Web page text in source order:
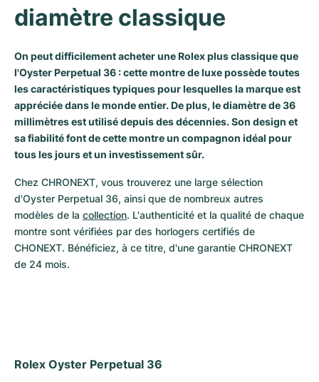
Milgauss
Oyster Perpetual
Yacht-Master
Yacht-Master II
Sea-Dweller
Sky-Dweller
Submariner
Montres pour femmes
Ronde
Rotonde
Crash
Pasha
Tortue
Baignoire
Ballon Blanc
Roadster
Professional
Bentley
Transocean
Cockpit
Chronospace
Super Avenger
Galactic
Montbrillant
Formula 1
Grand Carrera
Montres d'occasion
Montres pour femmes
Portofino
Portugieser
Da Vinci
Aquatimer
Spitfire
GST
Vintage
Montres d'occasion
Spirit of Big Bang
King Power
Montres d'occasion
diamètre classique
On peut difficilement acheter une Rolex plus classique que
l'Oyster Perpetual 36 : cette montre de luxe possède toutes
les caractéristiques typiques pour lesquelles la marque est
appréciée dans le monde entier. De plus, le diamètre de 36
millimètres est utilisé depuis des décennies. Son design et
sa fiabilité font de cette montre un compagnon idéal pour
tous les jours et un investissement sûr.
Chez CHRONEXT, vous trouverez une large sélection
d'Oyster Perpetual 36, ainsi que de nombreux autres
modèles de la collection. L'authenticité et la qualité de chaque
montre sont vérifiées par des horlogers certifiés de
CHONEXT. Bénéficiez, à ce titre, d'une garantie CHRONEXT
de 24 mois.
Rolex Oyster Perpetual 36